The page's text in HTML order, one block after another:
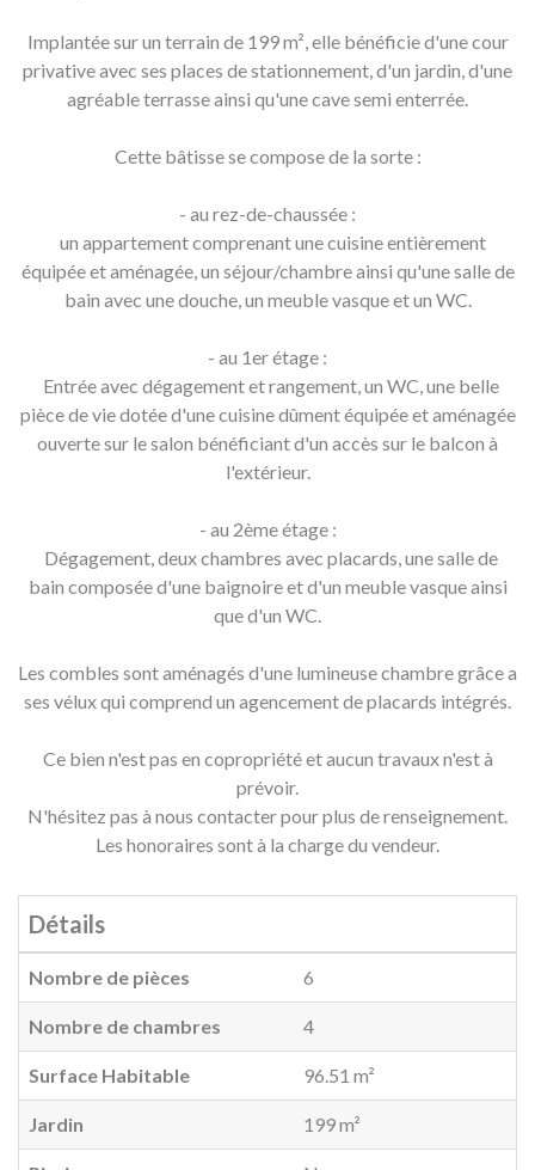
Implantée sur un terrain de 199 m², elle bénéficie d'une cour
privative avec ses places de stationnement, d'un jardin, d'une
agréable terrasse ainsi qu'une cave semi enterrée.
Cette bâtisse se compose de la sorte :
- au rez-de-chaussée :
un appartement comprenant une cuisine entièrement
équipée et aménagée, un séjour/chambre ainsi qu'une salle de
bain avec une douche, un meuble vasque et un WC.
- au 1er étage :
Entrée avec dégagement et rangement, un WC, une belle
pièce de vie dotée d'une cuisine dûment équipée et aménagée
ouverte sur le salon bénéficiant d'un accès sur le balcon à
l'extérieur.
- au 2ème étage :
Dégagement, deux chambres avec placards, une salle de
bain composée d'une baignoire et d'un meuble vasque ainsi
que d'un WC.
Les combles sont aménagés d'une lumineuse chambre grâce a
ses vélux qui comprend un agencement de placards intégrés.
Ce bien n'est pas en copropriété et aucun travaux n'est à
prévoir.
N'hésitez pas à nous contacter pour plus de renseignement.
Les honoraires sont à la charge du vendeur.
Détails
Nombre de pièces 6
Nombre de chambres 4
Surface Habitable 96.51 m²
Jardin 199 m²